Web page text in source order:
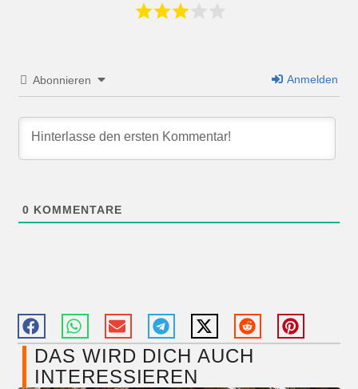
Abonnieren Anmelden
0 KOMMENTARE
DAS WIRD DICH AUCH
INTERESSIEREN​